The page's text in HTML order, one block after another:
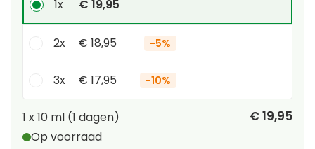
1x € 19,95
2x € 18,95 -5%
3x € 17,95 -10%
Je persoonlijke korting
1x € 0,00
1 x10 ml (1 dagen)
Op voorraad
€ 19,95